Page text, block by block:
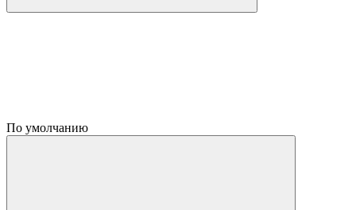
По умолчанию